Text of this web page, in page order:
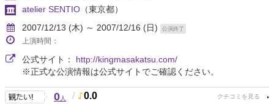
atelier SENTIO （東京都）
2007/12/13 (木) ～ 2007/12/16 (日)
公演終了
上演時間：
公式サイト： http://kingmasakatsu.com/
※正式な公演情報は公式サイトでご確認ください。
0人 / 0.0